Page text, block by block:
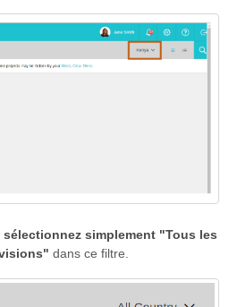
sélectionnez simplement "Tous les
dans ce filtre.